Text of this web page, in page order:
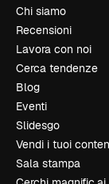
Chi siamo
Recensioni
Lavora con noi
Cerca tendenze
Blog
Eventi
Slidesgo
Vendi i tuoi
Sala stampa